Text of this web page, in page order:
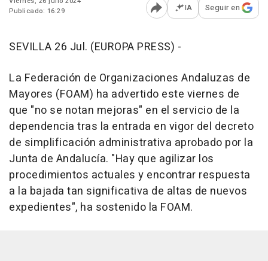
Publicado: 16:29
Abrir opciones para
IA Seguir en
SEVILLA 26 Jul. (EUROPA PRESS) -
La Federación de Organizaciones Andaluzas de
Mayores (FOAM) ha advertido este viernes de
que "no se notan mejoras" en el servicio de la
dependencia tras la entrada en vigor del decreto
de simplificación administrativa aprobado por la
Junta de Andalucía. "Hay que agilizar los
procedimientos actuales y encontrar respuesta
a la bajada tan significativa de altas de nuevos
expedientes", ha sostenido la FOAM.